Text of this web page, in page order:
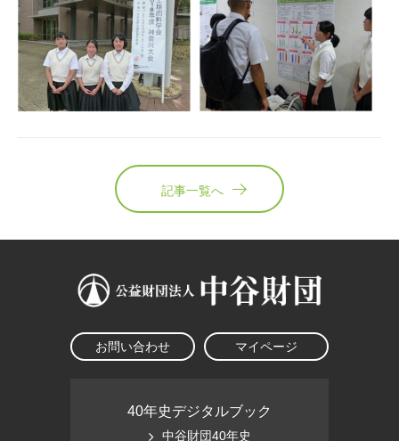
記事一覧へ
お問い合わせ マイページ
40年史デジタルブック
中谷財団40年史